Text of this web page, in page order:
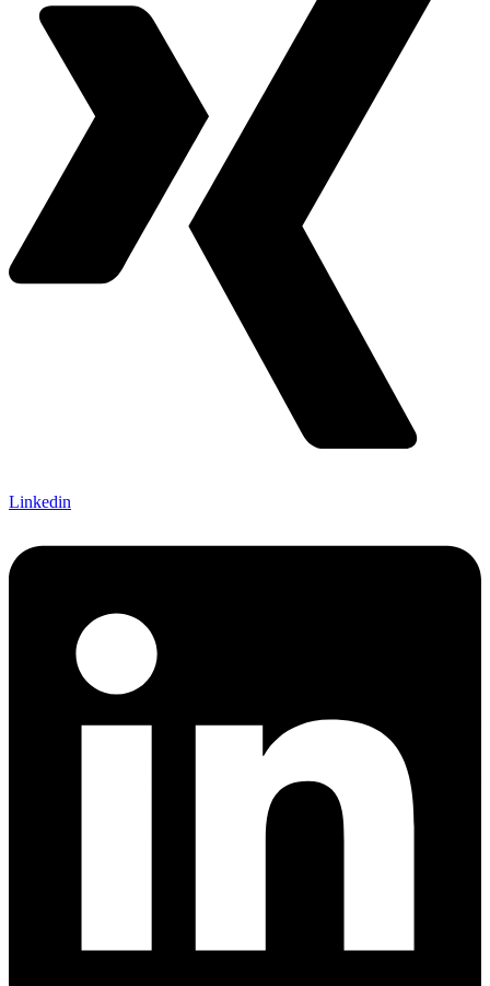
Linkedin